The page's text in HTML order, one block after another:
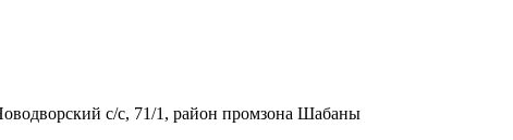
с/с, 71/1, район промзона Шабаны